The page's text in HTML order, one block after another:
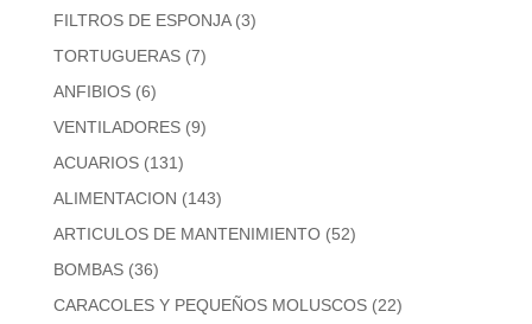
FILTROS DE ESPONJA (3)
TORTUGUERAS (7)
ANFIBIOS (6)
VENTILADORES (9)
ACUARIOS (131)
ALIMENTACION (143)
ARTICULOS DE MANTENIMIENTO (52)
BOMBAS (36)
CARACOLES Y PEQUEÑOS MOLUSCOS (22)